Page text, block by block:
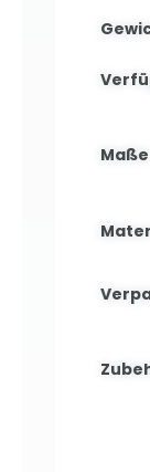
Maße